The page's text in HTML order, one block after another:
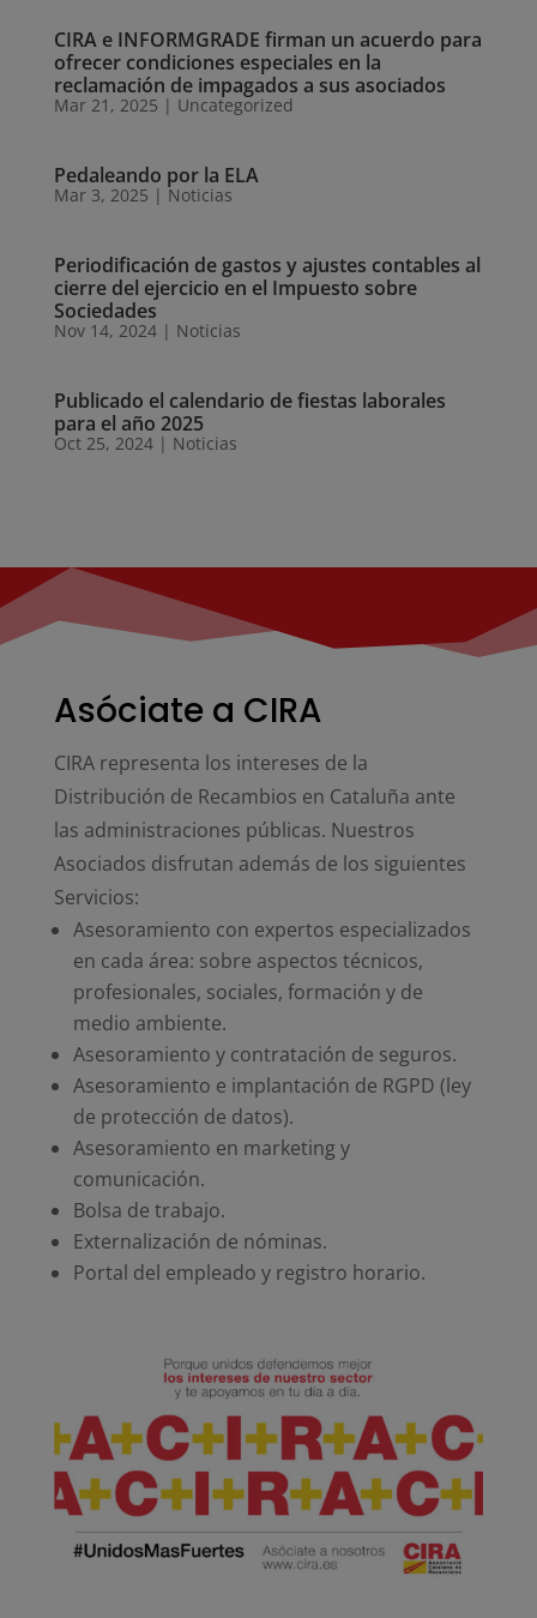
CIRA e INFORMGRADE firman un acuerdo para
ofrecer condiciones especiales en la
reclamación de impagados a sus asociados
Mar 21, 2025 | Uncategorized
Pedaleando por la ELA
Mar 3, 2025 | Noticias
Periodificación de gastos y ajustes contables al
cierre del ejercicio en el Impuesto sobre
Sociedades
Nov 14, 2024| Noticias
Publicado el calendario de fiestas laborales
para el año 2025
Oct 25, 2024| Noticias
Asóciate a CIRA
CIRA representa los intereses de la
Distribución de Recambios en Cataluña ante
las administraciones públicas. Nuestros
Asociados disfrutan además de los siguientes
Servicios:
Asesoramiento con expertos especializados
en cada área: sobre aspectos técnicos,
profesionales, sociales, formación y de
medio ambiente.
Asesoramiento y contratación de seguros.
Asesoramiento e implantación de RGPD (ley
de protección de datos).
Asesoramiento en marketing y
comunicación.
Bolsa de trabajo.
Externalización de nóminas.
Portal del empleado y registro horario.